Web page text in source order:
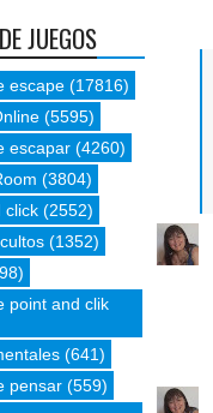
JUEGOS
escape (17816)
(5595)
escapar (4260)
(3804)
click (2552)
(1352)
point and clik
(641)
pensar (559)